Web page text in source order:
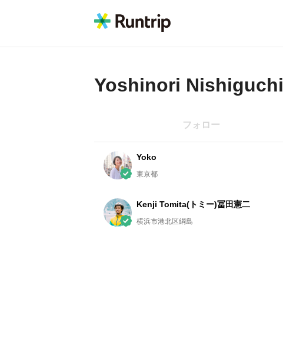
Yoshinori Nishiguchi
フォロー
Yoko
東京都
Kenji Tomita(トミー)冨田憲二
横浜市港北区綱島